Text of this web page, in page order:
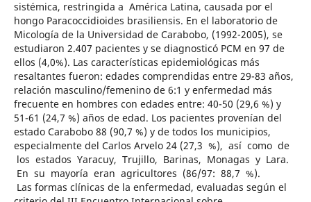
sistémica, restringida a América Latina, causada por el
hongo Paracoccidioides brasiliensis. En el laboratorio de
Micología de la Universidad de Carabobo, (1992-2005), se
estudiaron 2.407 pacientes y se diagnosticó PCM en 97 de
ellos (4,0%). Las características epidemiológicas más
resaltantes fueron: edades comprendidas entre 29-83 años,
relación masculino/femenino de 6:1 y enfermedad más
frecuente en hombres con edades entre: 40-50 (29,6 %) y
51-61 (24,7 %) años de edad. Los pacientes provenían del
estado Carabobo 88 (90,7 %) y de todos los municipios,
especialmente del Carlos Arvelo 24 (27,3 %), así como de
los estados Yaracuy, Trujillo, Barinas, Monagas y Lara.
En su mayoría eran agricultores (86/97: 88,7 %).
Las formas clínicas de la enfermedad, evaluadas según el